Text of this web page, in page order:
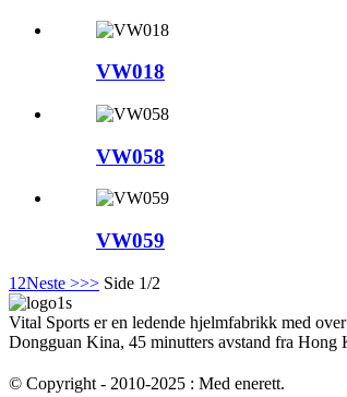
VW018
VW058
VW059
1 2Neste >>> Side 1/2
Vital Sports er en ledende hjelmfabrikk med
Dongguan Kina, 45 minutters avstand fra Hong
© Copyright - 2010-2025 : Med enerett.